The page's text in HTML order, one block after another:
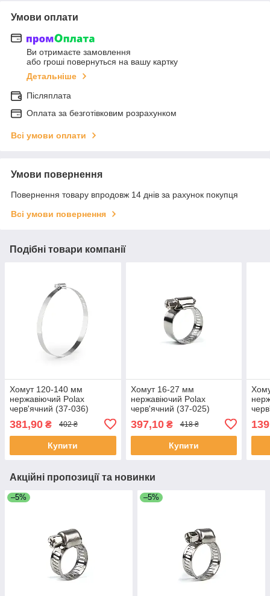
Умови оплати
Ви отримаєте замовлення
або гроші повернуться на вашу картку
Детальніше
Післяплата
Оплата за безготівковим розрахунком
Всі умови оплати
Умови повернення
Повернення товару впродовж 14 днів за рахунок покупця
Всі умови повернення
Подібні товари компанії
Хомут 120-140 мм
нержавіючий Polax
черв'ячний (37-036)
381,90 ₴ 402 ₴
Купити
Хомут 16-27 мм
нержавіючий Polax
черв'ячний (37-025)
397,10₴ 418 ₴
Купити
Акційні пропозиції та новинки
–5% –5%